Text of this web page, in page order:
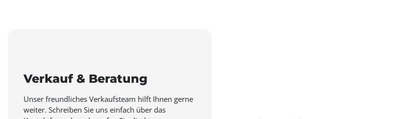
Verkauf & Beratung
Unser freundliches Verkaufsteam hilft Ihnen gerne
weiter. Schreiben Sie uns einfach über das